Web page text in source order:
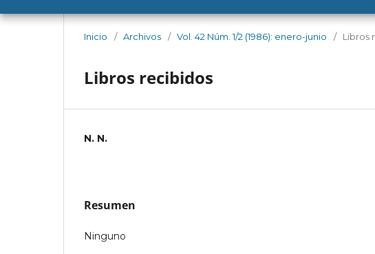
Inicio / Archivos / Vol. 42 Núm. 1/2 (1986): enero-junio / Libros
Libros recibidos
N. N.
Resumen
Ninguno